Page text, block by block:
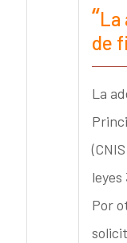
La
de
La
leyes
Por